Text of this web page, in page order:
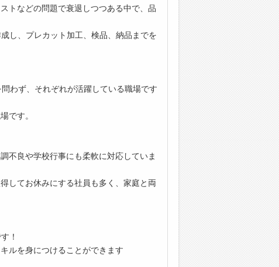
トなどの問題で衰退しつつある中で、品
し、プレカット加工、検品、納品までを
わず、それぞれが活躍している職場です
です。
不良や学校行事にも柔軟に対応していま
してお休みにする社員も多く、家庭と両
！
ルを身につけることができます